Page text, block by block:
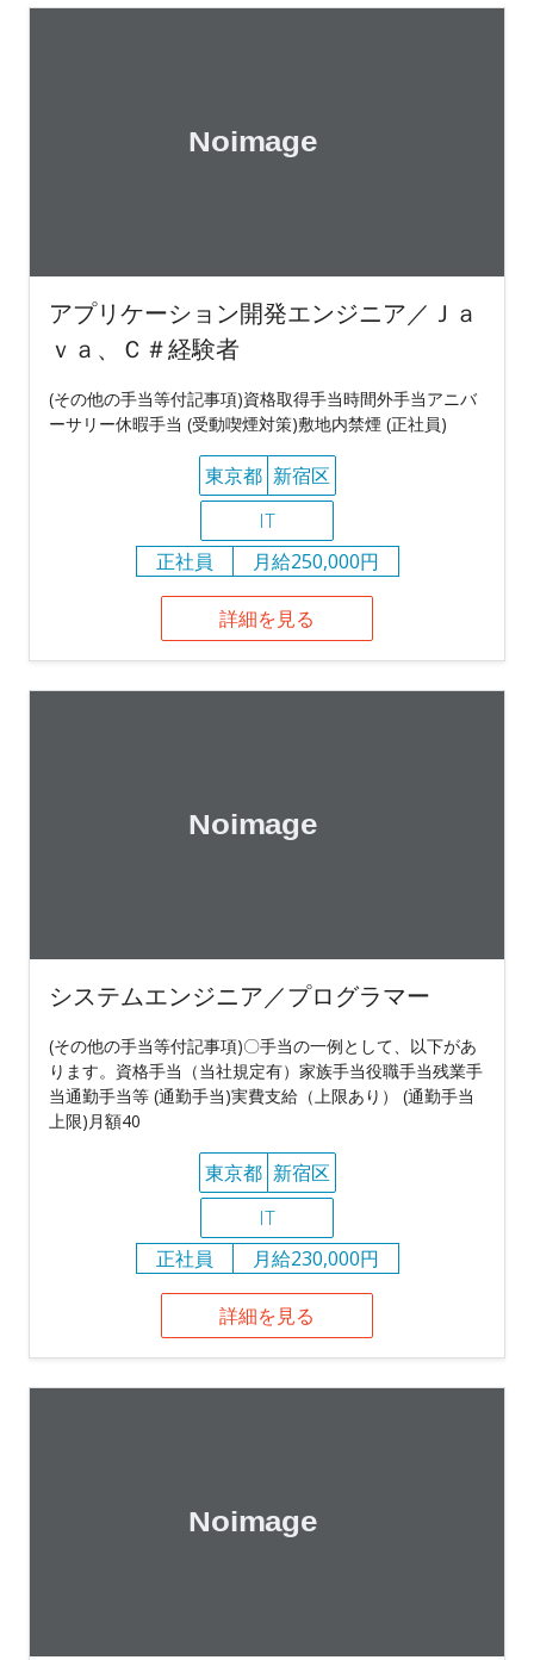
アプリケーション開発エンジニア／Ｊａ
ｖａ、Ｃ＃経験者
(その他の手当等付記事項)資格取得手当時間外手当アニバ
ーサリー休暇手当 (受動喫煙対策)敷地内禁煙 (正社員)
東京都 新宿区
IT
正社員
月給250,000円
詳細を見る
システムエンジニア／プログラマー
(その他の手当等付記事項)〇手当の一例として、以下があ
ります。資格手当（当社規定有）家族手当役職手当残業手
当通勤手当等 (通勤手当)実費支給（上限あり） (通勤手当
上限)月額40
東京都 新宿区
IT
正社員
月給230,000円
詳細を見る